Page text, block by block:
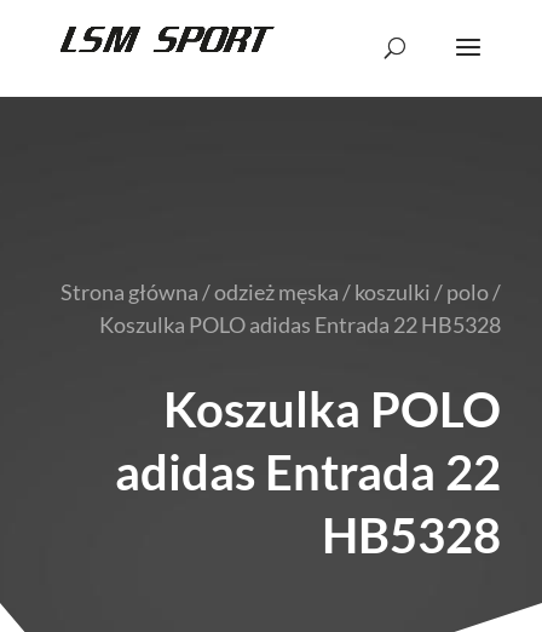
Strona główna/odzież męska/koszulki/polo/
Koszulka POLO adidas Entrada 22 HB5328
Koszulka POLO
adidas Entrada 22
HB5328